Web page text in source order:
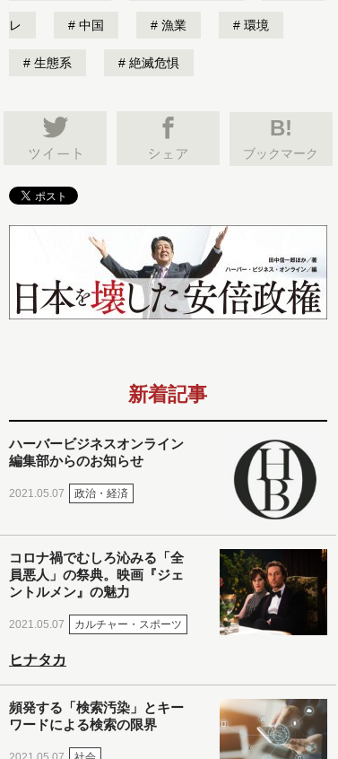
レ 中国 漁業 環境
生態系 絶滅危惧
B!
ブックマーク
新着記事
ハーバービジネスオンライン
編集部からのお知らせ
2021.05.07 政治・経済
コロナ禍でむしろ沁みる「全
員悪人」の祭典。映画『ジェ
ントルメン』の魅力
2021.05.07 カルチャー・スポーツ
ヒナタカ
頻発する「検索汚染」とキー
ワードによる検索の限界